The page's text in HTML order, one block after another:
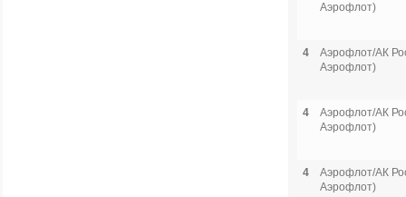
Аэрофлот)
4
Аэрофлот/АК
Аэрофлот)
4
Аэрофлот/АК
Аэрофлот)
4
Аэрофлот/АК
Аэрофлот)